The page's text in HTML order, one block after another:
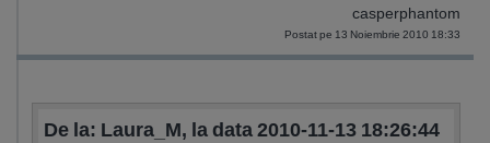
casperphantom
Postat pe 13 Noiembrie 2010 18:33
De la: Laura_M, la data 2010-11-13 18:26:44